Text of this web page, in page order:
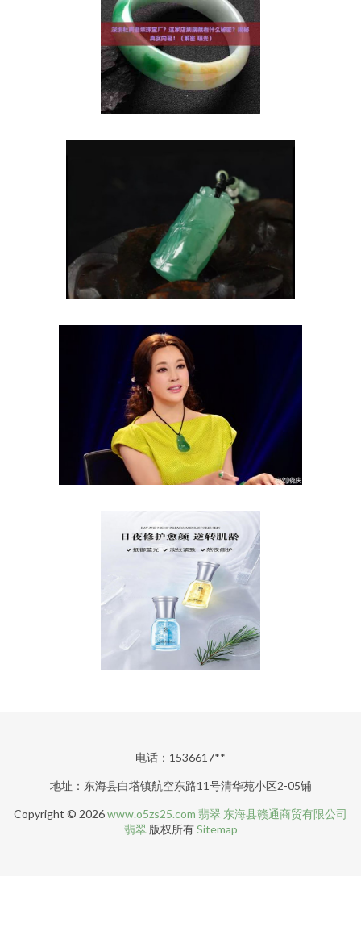
电话：1536617**
地址：东海县白塔镇航空东路11号清华苑小区2-05铺
Copyright © 2026www.o5zs25.com 翡翠 东海县赣通商贸有限公司
翡翠版权所有Sitemap